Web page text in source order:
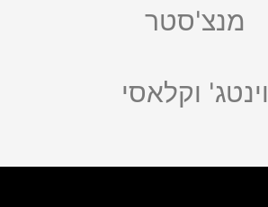
מנצ'סטר
וינטג' וקלאסי